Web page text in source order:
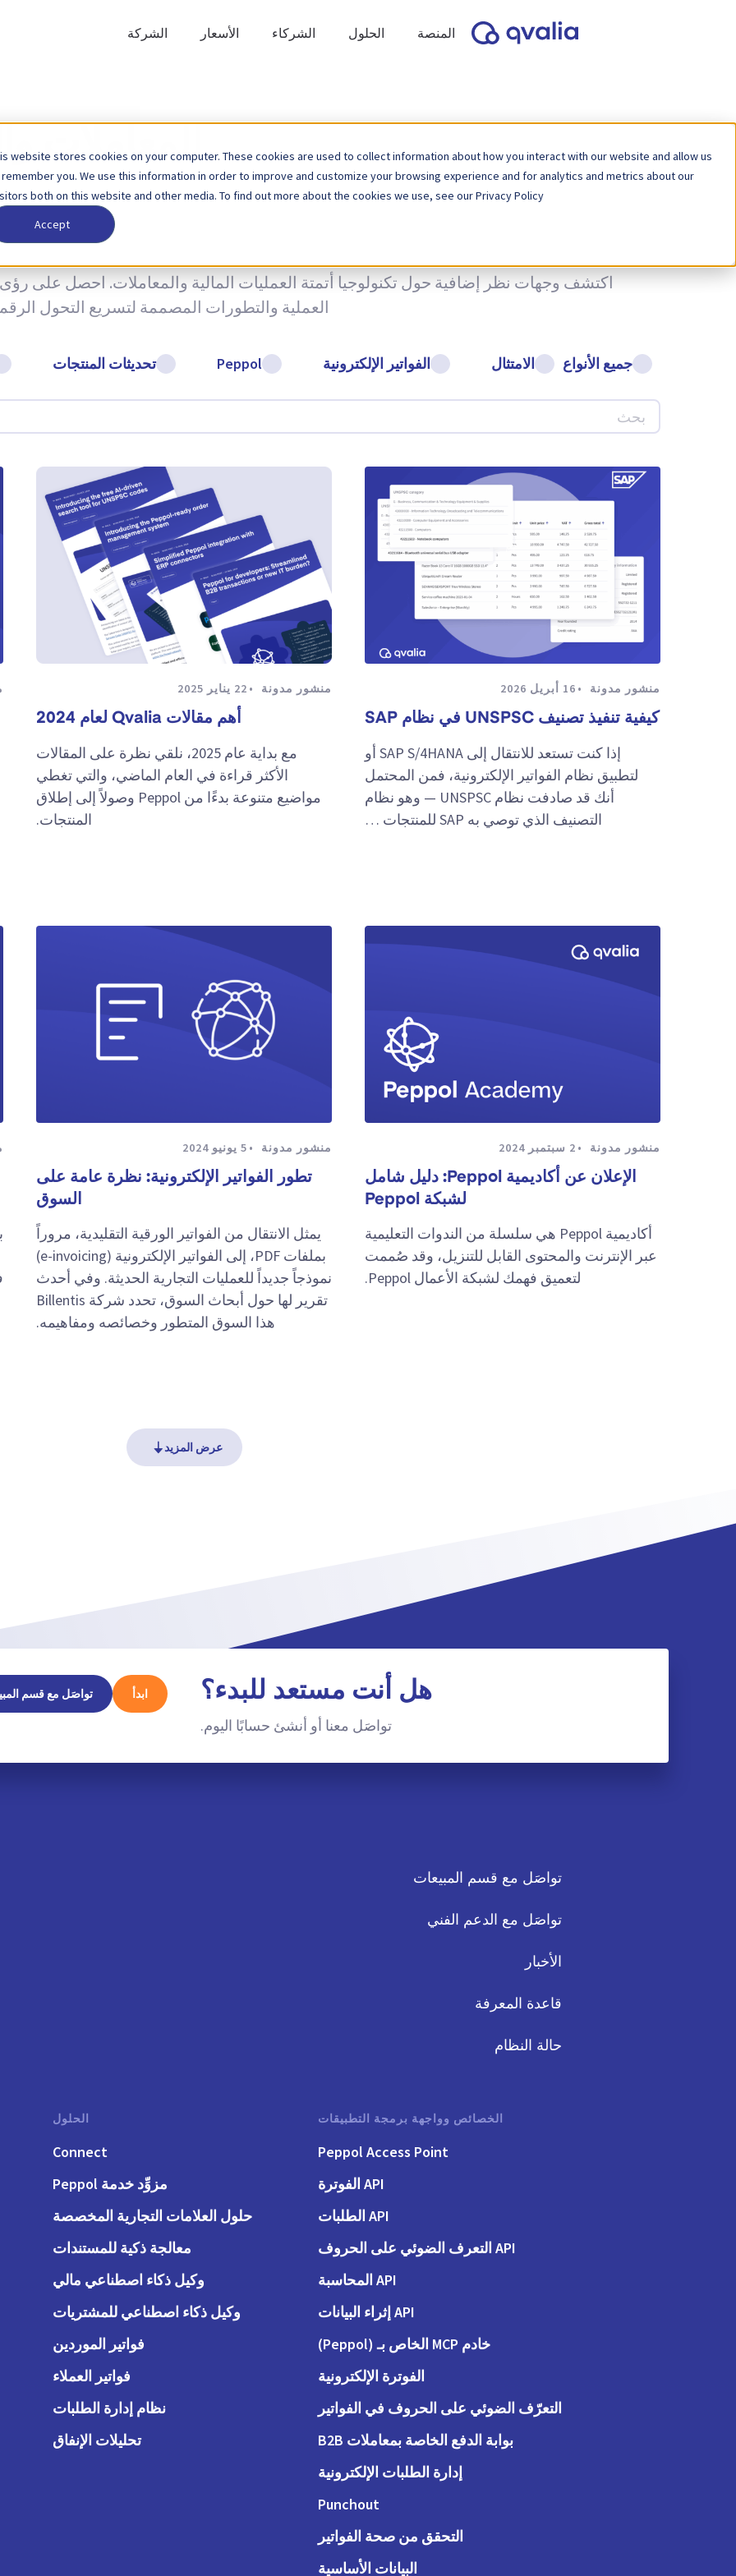
website stores cookies on your computer. These cookies are used to collect information about how you interact with our website and allow us
you. We use this information in order to improve and customize your browsing experience and for analytics and metrics about our
both on this website and other media. To find out more about the cookies we use, see our Privacy Policy.
Accept
المنصة الحلول الشركاء الأسعار الشركة
المعاملات
اكتشف وجهات نظر إضافية حول تكنولوجيا أتمتة العمليات المالية والمعاملات. احصل على رؤى
العملية والتطورات المصممة لتسريع التحول
جميع الأنواع الامتثال الفواتير الإلكترونية Peppol تحديثات المنتجات
منشور مدونة 16 أبريل 2026
كيفية تنفيذ تصنيف UNSPSC في نظام SAP
إذا كنت تستعد للانتقال إلى SAP S/4HANA أو
لتطبيق نظام الفواتير الإلكترونية، فمن المحتمل
أنك قد صادفت نظام UNSPSC — وهو نظام
التصنيف الذي توصي به SAP للمنتجات …
منشور مدونة 22 يناير 2025
أهم مقالات Qvalia لعام 2024
مع بداية عام 2025، نلقي نظرة على المقالات
الأكثر قراءة في العام الماضي، والتي تغطي
مواضيع متنوعة بدءًا من Peppol وصولاً إلى إطلاق
المنتجات.
منشور مدونة 2 سبتمبر 2024
الإعلان عن أكاديمية Peppol: دليل شامل
لشبكة Peppol
أكاديمية Peppol هي سلسلة من الندوات التعليمية
عبر الإنترنت والمحتوى القابل للتنزيل، وقد صُممت
لتعميق فهمك لشبكة الأعمال Peppol.
منشور مدونة 5 يونيو 2024
تطور الفواتير الإلكترونية: نظرة عامة على
السوق
يمثل الانتقال من الفواتير الورقية التقليدية، مروراً
بملفات PDF، إلى الفواتير الإلكترونية (e-invoicing)
نموذجاً جديداً للعمليات التجارية الحديثة. وفي أحدث
تقرير لها حول أبحاث السوق، تحدد شركة Billentis
هذا السوق المتطور وخصائصه ومفاهيمه.
عرض المزيد
هل أنت مستعد للبدء؟
تواصَل معنا أو أنشئ حسابًا اليوم.
ابدأ تواصَل مع قسم
تواصَل مع قسم المبيعات
تواصَل مع الدعم الفني
الأخبار
قاعدة المعرفة
حالة النظام
الخصائص وواجهة برمجة التطبيقات
Peppol Access Point
API الفوترة
API الطلبات
API التعرف الضوئي على الحروف
API المحاسبة
API إثراء البيانات
خادم MCP الخاص بـ (Peppol)
الفوترة الإلكترونية
التعرّف الضوئي على الحروف في الفواتير
بوابة الدفع الخاصة بمعاملات B2B
إدارة الطلبات الإلكترونية
Punchout
التحقق من صحة الفواتير
البيانات الأساسية
الحلول
Connect
مزوِّد خدمة Peppol
حلول العلامات التجارية المخصصة
معالجة ذكية للمستندات
وكيل ذكاء اصطناعي مالي
وكيل ذكاء اصطناعي للمشتريات
فواتير الموردين
فواتير العملاء
نظام إدارة الطلبات
تحليلات الإنفاق